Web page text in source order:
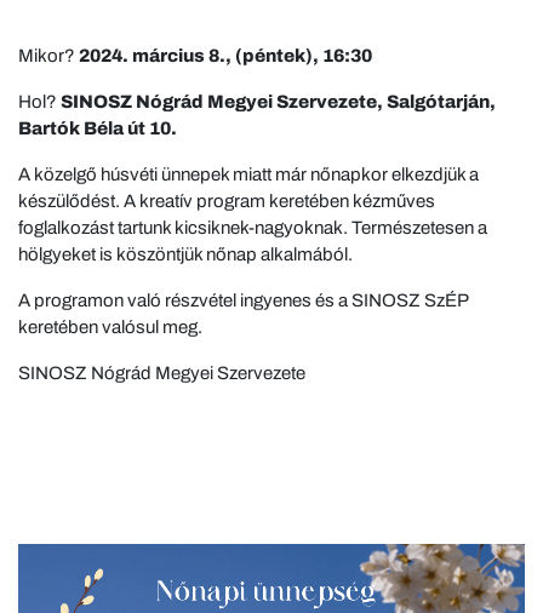
Mikor? 2024. március 8., (péntek), 16:30
Hol? SINOSZ Nógrád Megyei Szervezete, Salgótarján,
Bartók Béla út 10.
A közelgő húsvéti ünnepek miatt már nőnapkor elkezdjük a
készülődést. A kreatív program keretében kézműves
foglalkozást tartunk kicsiknek-nagyoknak. Természetesen a
hölgyeket is köszöntjük nőnap alkalmából.
A programon való részvétel ingyenes és a SINOSZ SzÉP
keretében valósul meg.
SINOSZ Nógrád Megyei Szervezete